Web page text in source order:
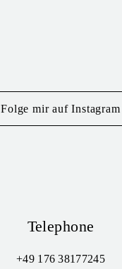
Folge mir auf Instagram
Telephone
+49 176 38177245